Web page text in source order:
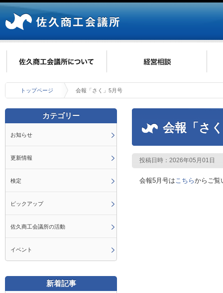
トップページ 会報「さく」5月号
会報「さ
投稿日時：2026年05月01日
会報5月号はこちらからご覧
カテゴリー
お知らせ
更新情報
検定
ピックアップ
佐久商工会議所の活動
イベント
新着記事